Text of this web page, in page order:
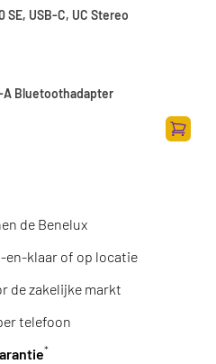
SE, USB-C, UC Stereo
A Bluetoothadapter
de Benelux
en-klaar of op locatie
de zakelijke markt
telefoon
*